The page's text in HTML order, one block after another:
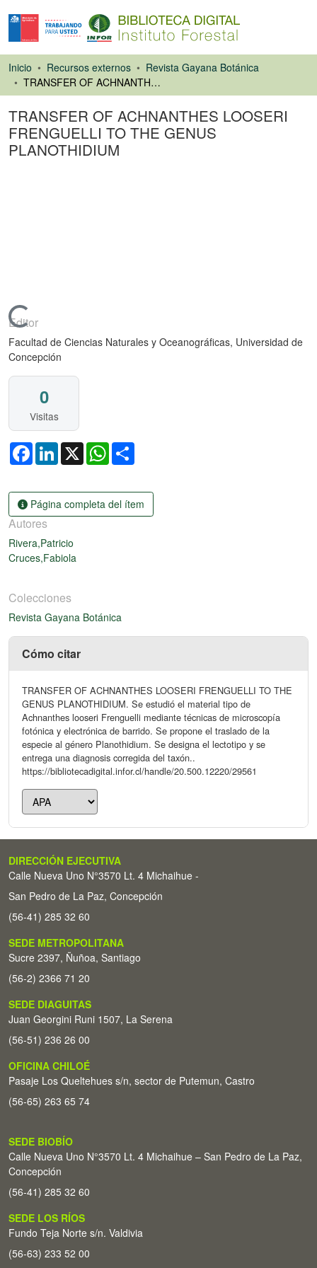
Inicio Recursos externos
Revista Gayana Botánica
TRANSFER OF ACHNANTHES LOOSERI FRENGUELLI TO THE GENUS PLANOTHIDIUM
TRANSFER OF ACHNANTHES LOOSERI
FRENGUELLI TO THE GENUS
PLANOTHIDIUM
Cargando...
Editor
Facultad de Ciencias Naturales y Oceanográficas, Universidad de
Concepción
0
Visitas
FacebookLinkedIn
X WhatsApp
Página completa del ítem
Autores
Rivera,Patricio
Cruces,Fabiola
Colecciones
Revista Gayana Botánica
Cómo citar
TRANSFER OF ACHNANTHES LOOSERI FRENGUELLI TO THE
GENUS PLANOTHIDIUM. Se estudió el material tipo de
Achnanthes looseri Frenguelli mediante técnicas de microscopía
fotónica y electrónica de barrido. Se propone el traslado de la
especie al género Planothidium. Se designa el lectotipo y se
entrega una diagnosis corregida del taxón..
https://bibliotecadigital.infor.cl/handle/20.500.12220/29561
DIRECCIÓN EJECUTIVA
Calle Nueva Uno N°3570 Lt. 4 Michaihue -
San Pedro de La Paz, Concepción
(56-41) 285 32 60
SEDE METROPOLITANA
Sucre 2397, Ñuñoa, Santiago
(56-2) 2366 71 20
SEDE DIAGUITAS
Juan Georgini Runi 1507, La Serena
(56-51) 236 26 00
OFICINA CHILOÉ
Pasaje Los Queltehues s/n, sector de Putemun, Castro
(56-65) 263 65 74
SEDE BIOBÍO
Calle Nueva Uno N°3570 Lt. 4 Michaihue – San Pedro de La Paz,
Concepción
(56-41) 285 32 60
SEDE LOS RÍOS
Fundo Teja Norte s/n. Valdivia
(56-63) 233 52 00